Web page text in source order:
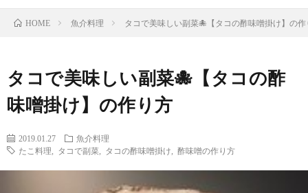
HOME 魚介料理 タコで美味しい副菜🐙【タコの酢味噌掛け】の作
タコで美味しい副菜🐙【タコの酢
味噌掛け】の作り方
2019.01.27
魚介料理
たこ料理
タコで副菜 タコの酢味噌掛け 酢味噌の作り方